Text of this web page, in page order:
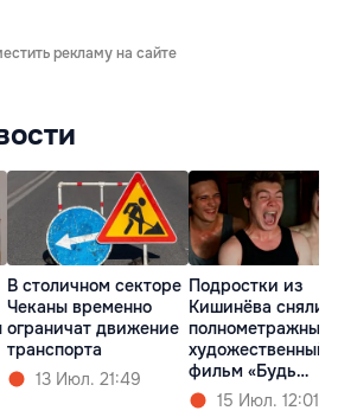
рекламу на сайте
В столичном секторе
Чеканы временно
ограничат движение
транспорта
13 Июл. 21:49
Подростки из
Кишинёва сняли
полнометражный
художественный
фильм «Будь
Золотым»
15 Июл. 12:01